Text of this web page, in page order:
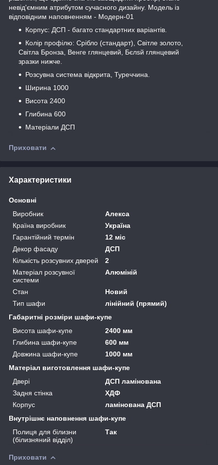
невід'ємним атрибутом сучасного дизайну. Модель із
відповідним наповненням - Модерн-01
Корпус: ДСП - багато стандартних варіантів.
Колір профілю: Срібло (стандарт), Світле золото,
Світла Бронза, Венге глянцевий, Бєлѕй глянцевий
зразки нижче.
Розсувна система відкрита, Туреччина.
Ширина 1000
Висота 2400
Глибина 600
Матеріали ДСП
Приховати
Характеристики
Основні
Виробник
Алекса
Країна виробник
Україна
Гарантійний термін
12 міс
Декор фасаду
ДСП
Кількість розсувних дверей
2
Матеріал розсувної
системи
Алюміній
Стан
Новий
Тип шафи
лінійний (прямий)
Габаритні розміри шафи-купе
Висота шафи-купе
2400 мм
Глибина шафи-купе
600 мм
Довжина шафи-купе
1000 мм
Матеріал виготовлення шафи-купе
Двері
ДСП ламінована
Задня стінка
ХДФ
Корпус
ламінована ДСП
Внутрішнє наповнення шафи-купе
Полиця для білизни
(білизняний відділ)
Так
Приховати